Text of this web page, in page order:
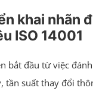
khai nhãn
ISO 14001
bắt đầu từ việc
tần suất thay đổi